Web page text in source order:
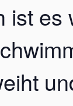
ist es